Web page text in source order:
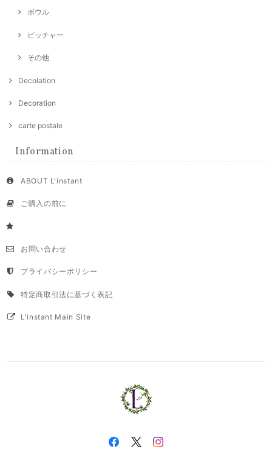
ボウル
ピッチャー
その他
Decolation
Decoration
carte postale
Information
ABOUT L'instant
ご購入の前に
お問い合わせ
プライバシーポリシー
特定商取引法に基づく表記
L'instant Main Site